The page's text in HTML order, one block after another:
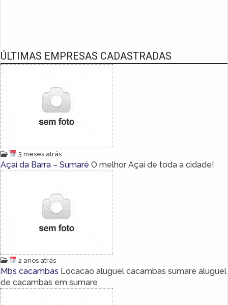
ÚLTIMAS EMPRESAS CADASTRADAS
3 meses atrás
Açaí da Barra – Sumaré O melhor Açaí de toda a cidade!
2 anos atrás
Mbs cacambas Locacao aluguel cacambas sumare aluguel
de cacambas em sumare